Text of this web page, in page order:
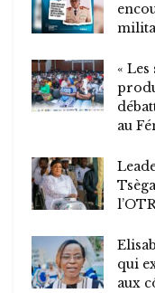
«
au
qui
aux